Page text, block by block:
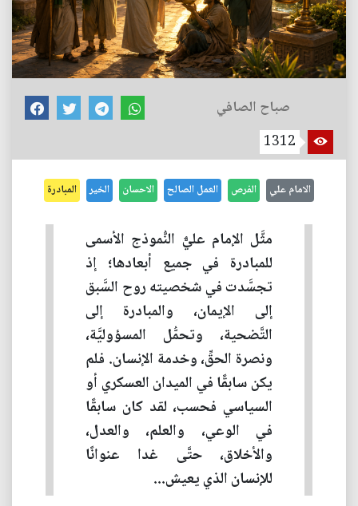
صباح الصافي
1312
الامام علي الفرص العمل الصالح الاحسان الخير المبادرة
مثَّل الإمام عليٌّ النُّموذج الأسمى
للمبادرة في جميع أبعادها؛ إذ
تجسَّدت في شخصيته روح السَّبق
إلى الإيمان، والمبادرة إلى
التَّضحية، وتحمُّل المسؤوليَّة،
ونصرة الحقِّ، وخدمة الإنسان. فلم
يكن سابقًا في الميدان العسكري أو
السياسي فحسب، لقد كان سابقًا
في الوعي، والعلم، والعدل،
والأخلاق، حتَّى غدا عنوانًا
للإنسان الذي يعيش...